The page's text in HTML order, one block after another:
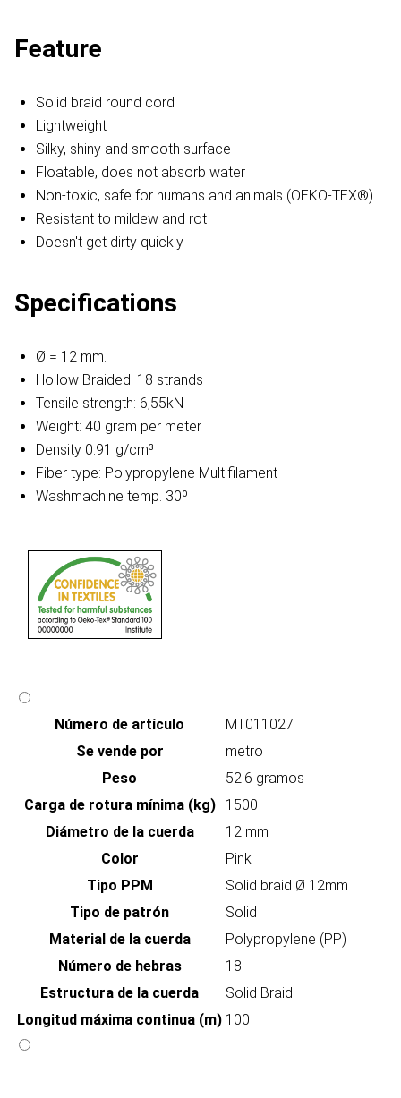
Feature
Solid braid round cord
Lightweight
Silky, shiny and smooth surface
Floatable, does not absorb water
Non-toxic, safe for humans and animals (OEKO-TEX®)
Resistant to mildew and rot
Doesn't get dirty quickly
Specifications
Ø = 12 mm.
Hollow Braided: 18 strands
Tensile strength: 6,55kN
Weight: 40 gram per meter
Density 0.91 g/cm³
Fiber type: Polypropylene Multifilament
Washmachine temp. 30º
Número de artículo
MT011027
Se vende por
metro
Peso
52.6 gramos
Carga de rotura mínima (kg)
1500
Diámetro de la cuerda
12 mm
Color
Pink
Tipo PPM
Solid braid Ø 12mm
Tipo de patrón
Solid
Material de la cuerda
Polypropylene (PP)
Número de hebras
18
Estructura de la cuerda
Solid Braid
Longitud máxima continua (m) 100